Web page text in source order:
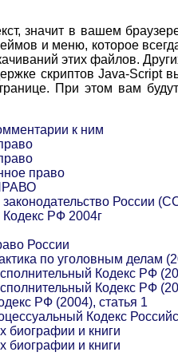
значит в вашем
и меню, которое
этих файлов.
скриптов Java-Script вы
При этом вам
к ним
право
законодательство России
Кодекс РФ 2004г
России
по уголовным делам
Кодекс РФ
Кодекс РФ
РФ (2004), статья 1
Кодекс
биографии и книги
биографии и книги